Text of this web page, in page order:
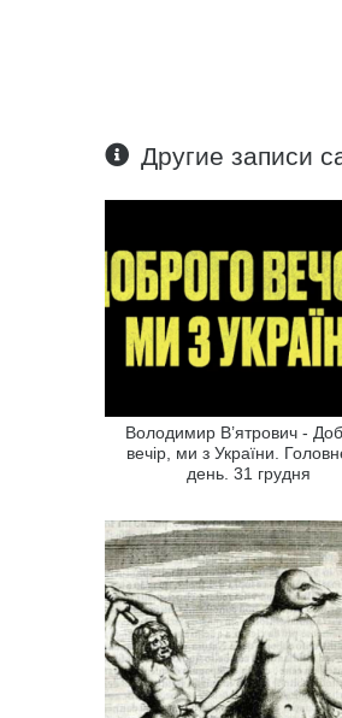
Другие записи
Володимир В’ятрович -
вечір, ми з України.
день. 31 грудня